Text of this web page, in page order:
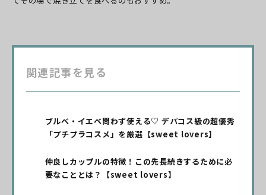
関連記事を見る
ブルべ・イエベ問わず使える♡ デパコス級の超優秀
「プチプラコスメ」を厳選【sweet lovers】
仲良しカップルの特徴！この先長続きするために必
要なこととは？【sweet lovers】